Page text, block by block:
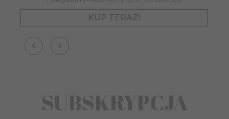
KUP TERAZ!
SUBSKRYPCJA